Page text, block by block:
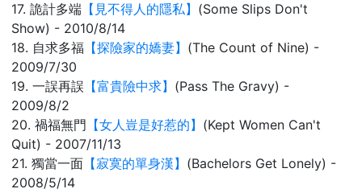
17. 詭計多端 【見不得人的隱私】 (Some Slips Don't
Show) - 2010/8/14
18. 自求多福 【探險家的嬌妻】 (The Count of Nine) -
2009/7/30
19. 一誤再誤 【富貴險中求】 (Pass The Gravy) -
2009/8/2
20. 禍福無門 【女人豈是好惹的】 (Kept Women Can't
Quit) - 2007/11/13
21. 獨當一面 【寂寞的單身漢】 (Bachelors Get Lonely) -
2008/5/14